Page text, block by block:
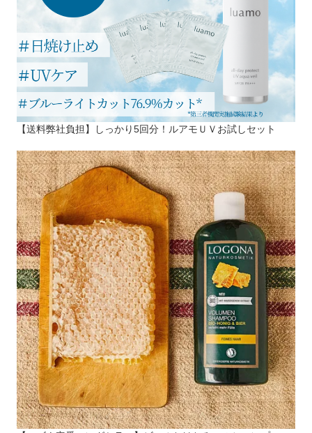
【送料弊社負担】しっかり5回分！ルアモＵＶお試しセット